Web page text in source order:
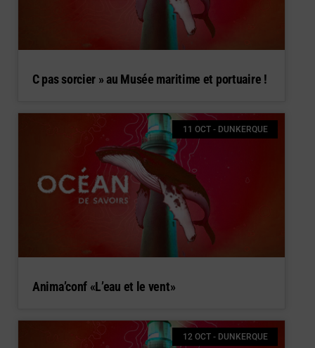
C pas sorcier » au Musée maritime et portuaire !
11 OCT - DUNKERQUE
Anima’conf «L’eau et le vent»
12 OCT - DUNKERQUE